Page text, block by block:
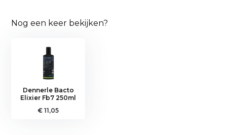
Nog een keer bekijken?
Dennerle Bacto
Elixier Fb7 250ml
€ 11,05